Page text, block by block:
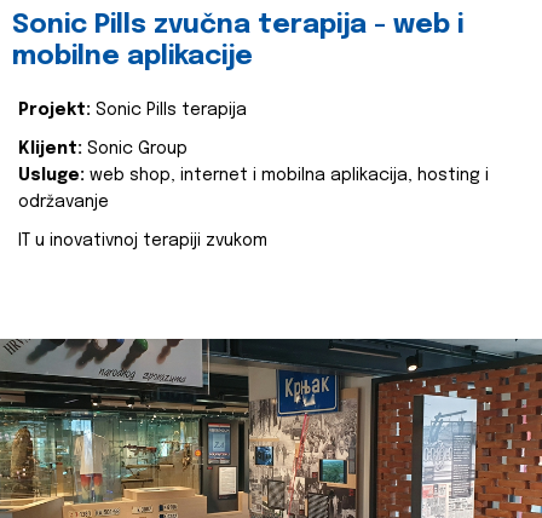
Sonic Pills zvučna terapija - web i
mobilne aplikacije
Projekt: Sonic Pills terapija
Klijent: Sonic Group
Usluge: web shop, internet i mobilna aplikacija, hosting i
održavanje
IT u inovativnoj terapiji zvukom